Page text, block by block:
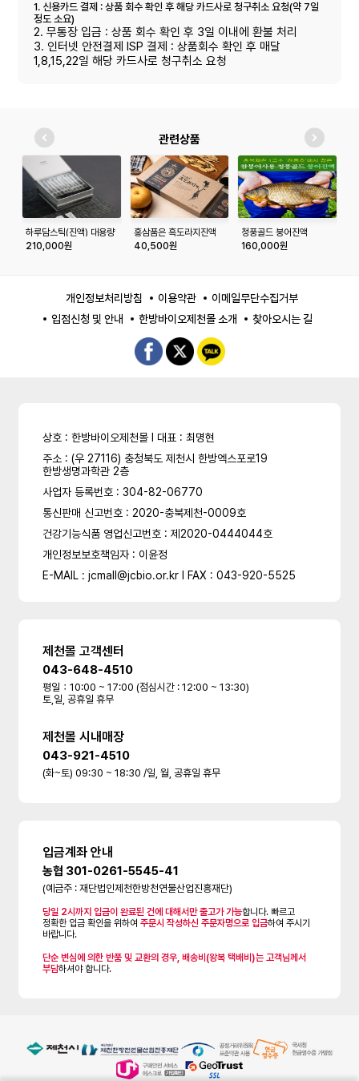
1. 신용카드 결제 : 상품 회수 확인 후 해당 카드사로 청구취소 요청(약 7일
정도 소요)
2. 무통장 입금 : 상품 회수 확인 후 3일 이내에 환불 처리
3. 인터넷 안전결제 ISP 결제 : 상품회수 확인 후 매달
1,8,15,22일 해당 카드사로 청구취소 요청
관련상품
하루담스틱(진액) 대용량
(100스틱)
210,000원
홍삼품은 흑도라지진액
10ml*30포
40,500원
청풍골드 붕어진액
100ml*60포
160,000원
개인정보처리방침 이용약관
이메일무단수집거부
입점신청 및 안내
한방바이오제천몰 소개 찾아오시는 길
상호 : 한방바이오제천몰 l 대표 : 최명현
주소 : (우 27116) 충청북도 제천시 한방엑스포로19
한방생명과학관 2층
사업자 등록번호 : 304-82-06770
통신판매 신고번호 : 2020-충북제천-0009호
건강기능식품 영업신고번호 : 제2020-0444044호
개인정보보호책임자 : 이윤정
E-MAIL : jcmall@jcbio.or.kr l FAX : 043-920-5525
제천몰 고객센터
043-648-4510
평일：10:00 ~ 17:00 (점심시간 : 12:00 ~ 13:30)
토,일, 공휴일 휴무
제천몰 시내매장
043-921-4510
(화~토) 09:30 ~ 18:30 /일, 월, 공휴일 휴무
입금계좌 안내
농협 301-0261-5545-41
(예금주 : 재단법인제천한방천연물산업진흥재단)
당일 2시까지 입금이 완료된 건에 대해서만 출고가 가능합니다. 빠르고
정확한 입금 확인을 위하여주문시 작성하신 주문자명으로 입금하여 주시기
바랍니다.
단순 변심에 의한 반품 및 교환의 경우, 배송비(왕복 택배비)는 고객님께서
부담하셔야 합니다.